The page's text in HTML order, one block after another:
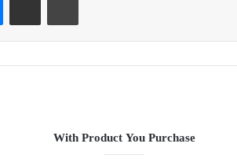
With Product You Purchase